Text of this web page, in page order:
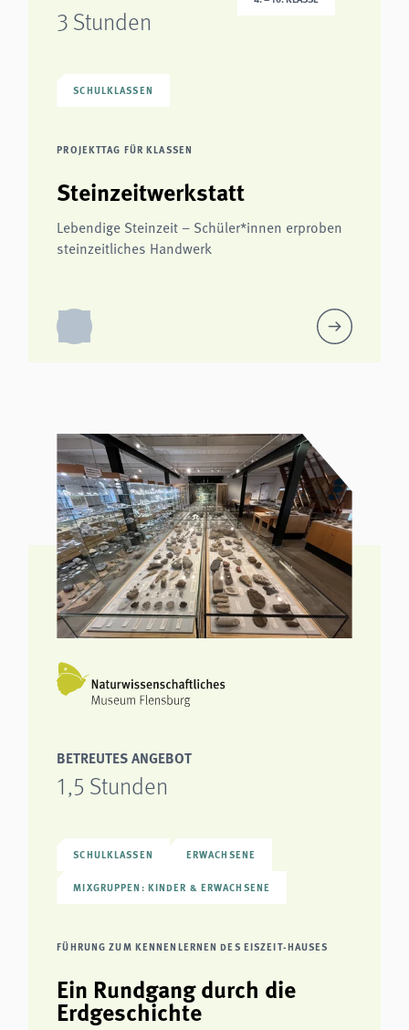
3 Stunden
SCHULKLASSEN
PROJEKTTAG FÜR KLASSEN
Steinzeitwerkstatt
Lebendige Steinzeit – Schüler*innen erproben
steinzeitliches Handwerk
BETREUTES ANGEBOT
1,5 Stunden
SCHULKLASSEN ERWACHSENE
MIXGRUPPEN: KINDER & ERWACHSENE
FÜHRUNG ZUM KENNENLERNEN DES EISZEIT-HAUSES
Ein Rundgang durch die
Erdgeschichte